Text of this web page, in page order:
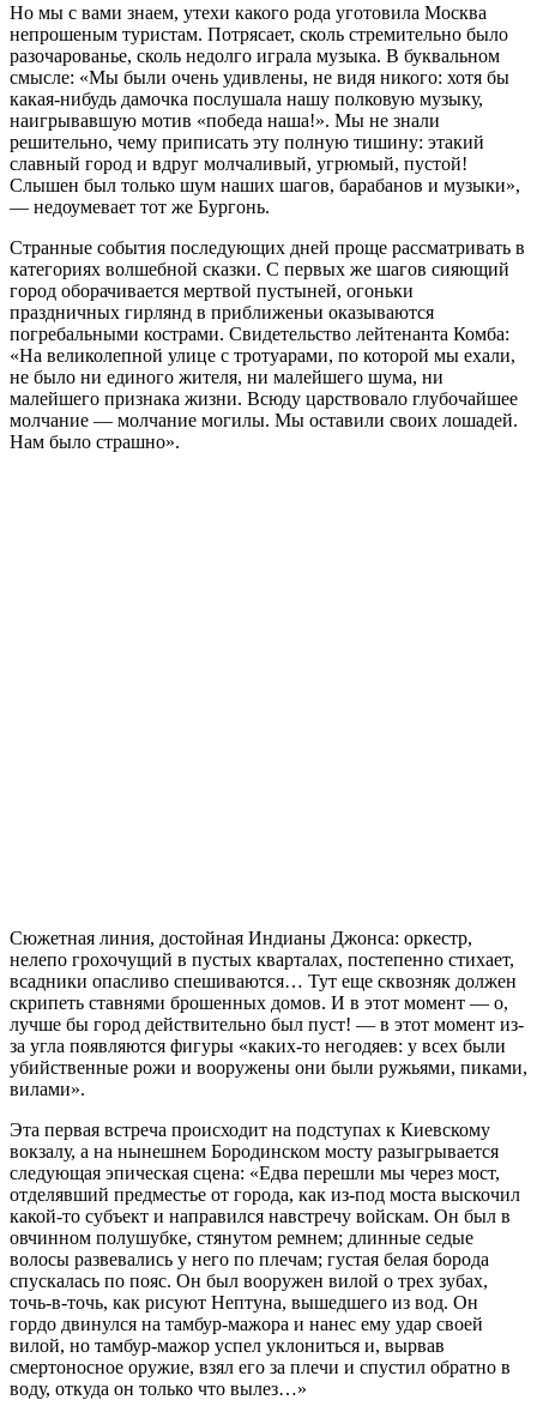
Но мы с вами знаем, утехи какого рода уготовила Москва
непрошеным туристам. Потрясает, сколь стремительно было
разочарованье, сколь недолго играла музыка. В буквальном
смысле: «Мы были очень удивлены, не видя никого: хотя бы
какая-нибудь дамочка послушала нашу полковую музыку,
наигрывавшую мотив «победа наша!». Мы не знали
решительно, чему приписать эту полную тишину: этакий
славный город и вдруг молчаливый, угрюмый, пустой!
Слышен был только шум наших шагов, барабанов и музыки»,
— недоумевает тот же Бургонь.
Странные события последующих дней проще рассматривать в
категориях волшебной сказки. С первых же шагов сияющий
город оборачивается мертвой пустыней, огоньки
праздничных гирлянд в приближеньи оказываются
погребальными кострами. Свидетельство лейтенанта Комба:
«На великолепной улице с тротуарами, по которой мы ехали,
не было ни единого жителя, ни малейшего шума, ни
малейшего признака жизни. Всюду царствовало глубочайшее
молчание — молчание могилы. Мы оставили своих лошадей.
Нам было страшно».
Сюжетная линия, достойная Индианы Джонса: оркестр,
нелепо грохочущий в пустых кварталах, постепенно стихает,
всадники опасливо спешиваются… Тут еще сквозняк должен
скрипеть ставнями брошенных домов. И в этот момент — о,
лучше бы город действительно был пуст! — в этот момент из-
за угла появляются фигуры «каких-то негодяев: у всех были
убийственные рожи и вооружены они были ружьями, пиками,
вилами».
Эта первая встреча происходит на подступах к Киевскому
вокзалу, а на нынешнем Бородинском мосту разыгрывается
следующая эпическая сцена: «Едва перешли мы через мост,
отделявший предместье от города, как из-под моста выскочил
какой-то субъект и направился навстречу войскам. Он был в
овчинном полушубке, стянутом ремнем; длинные седые
волосы развевались у него по плечам; густая белая борода
спускалась по пояс. Он был вооружен вилой о трех зубах,
точь-в-точь, как рисуют Нептуна, вышедшего из вод. Он
гордо двинулся на тамбур-мажора и нанес ему удар своей
вилой, но тамбур-мажор успел уклониться и, вырвав
смертоносное оружие, взял его за плечи и спустил обратно в
воду, откуда он только что вылез…»